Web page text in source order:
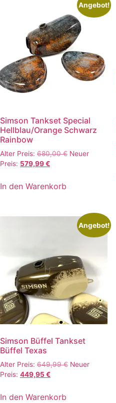
Angebot!
Simson Tankset Special
Hellblau/Orange Schwarz
Rainbow
Alter Preis: 680,00€ Ursprünglicher
Neuer
Preis: 579,99€Aktueller
ist:
In den Warenkorb
Angebot!
Simson Büffel Tankset
Büffel Texas
Alter Preis: 649,99€ Ursprünglicher
Neuer
Preis: 449,95€Aktueller
ist:
In den Warenkorb